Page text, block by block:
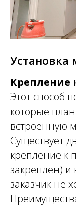
Установка
Крепление
Этот способ
которые
встроенную
Существует
крепление к
закреплен) и
заказчик не